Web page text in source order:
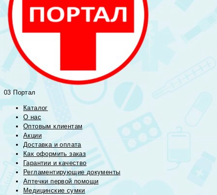
03 Портал
Каталог
О нас
Оптовым клиентам
Акции
Доставка и оплата
Как оформить заказ
Гарантии и качество
Регламентирующие документы
Аптечки первой помощи
Медицинские сумки